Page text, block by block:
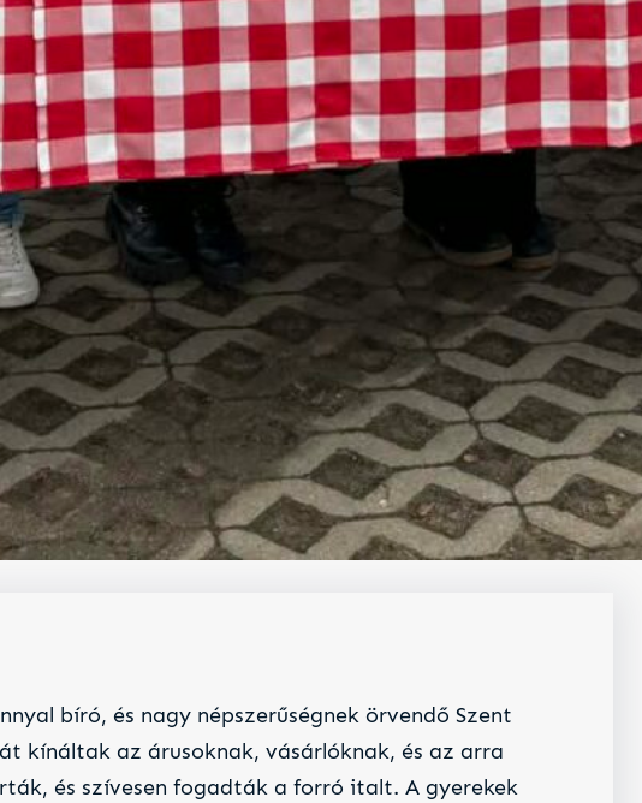
bíró, és nagy népszerűségnek örvendő Szent
kínáltak az árusoknak, vásárlóknak, és az arra
és szívesen fogadták a forró italt. A gyerekek